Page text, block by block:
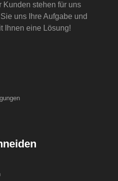
Kunden stehen für uns
uns Ihre Aufgabe und
Ihnen eine Lösung!